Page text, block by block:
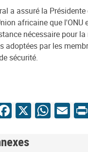
a assuré la Présidente
africaine que l'ONU
nécessaire pour la
adoptées par les
sécurité.
X